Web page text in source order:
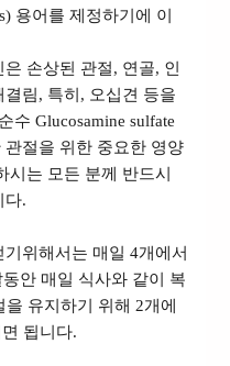
용어를 제정하기에 이
손상된 관절, 연골, 인
림, 특히, 오십견 등을
수 Glucosamine sulfate
관절을 위한 중요한 영양
시는 모든 분께 반드시
다.
위해서는 매일 4개에서
안 매일 식사와 같이 복
유지하기 위해 2개에
됩니다.